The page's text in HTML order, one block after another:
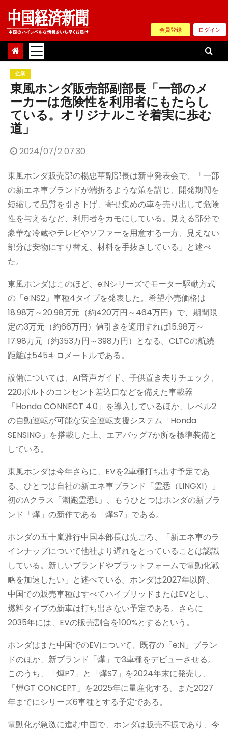
Skip
content
会員登録 ログイン
企業
東風ホンダ販売部副部長「一部のメ
ーカーは危険性を利用者にもたらし
ている。オリジナルこそ着実に歩む
道」
2024/07/2 07:30
東風ホンダ販売部の楊忠華副部長は新車発表会で、「一部
の新エネ車ブランドが端折るような策を講じ、開発期間を
短縮して品質を引き下げ、寄せ集めの車を売り出して危険
性を与えるなど、利用者をカモにしている。見える部分で
豪華な冷蔵やテレビやソファーを用意する一方、見えない
部分は安物にすり替え、材料を手抜きしている」と述べ
た。
東風ホンダはこのほど、e:Nシリーズでモーター駆動方式
の「e:NS2」車種4タイプを発表した。希望小売価格は
18.98万～20.98万元（約420万円～464万円）で、期間限
定の3万元（約66万円）値引きを適用すれば15.98万～
17.98万元（約353万円～398万円）となる。CLTCの航続
距離は545キロメートルである。
設備については、AI音声ガイド、子供置き去りチェック、
220ボルトのコンセント差込口などを備えた車載器
「Honda CONNECT 4.0」を導入しているほか、レベル2
の自動運転が可能な安全運転支援システム「Honda
SENSING」を搭載した上、エアバッグ7か所を標準装備と
している。
東風ホンダは今年さらに、EVを2車種打ち出す予定であ
る。ひとつは自社の新エネ車ブランド「霊悉（LINGXI）」
初のAクラス「潮跑霊悉L」、もうひとつはホンダの新ブラ
ンド「燁」の新作である「燁S7」である。
ホンダの五十嵐雅行中国本部長は先ごろ、「新エネ車のラ
インナップについて他社より遅れをとっていることは認識
している。新しいブランドやプラットフォームで電動化戦
略を加速したい」と述べている。ホンダは2027年以降、
中国での販売車種はすべてハイブリッドまたはEVとし、
燃料タイプの新車は打ち出さない予定である。さらに
2035年には、EVの販売割合を100%とするという。
ホンダはまた中国でのEVについて、既存の「e:N」ブラン
ドのほか、新ブランド「燁」で3車種をデビューさせる。
このうち、「燁P7」と「燁S7」を2024年末に発売し、
「燁GT CONCEPT」を2025年に量産化する。また2027
年までにシリーズ6車種とする予定である。
電動化が急激に進む中国で、ホンダは販売不振であり、今